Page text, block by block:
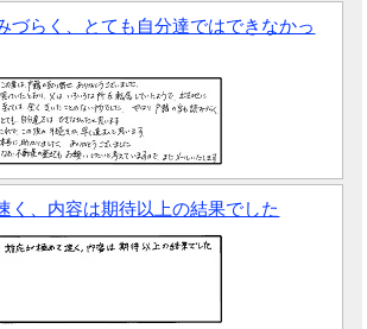
づらく、とても自分達ではできなかっ
く、内容は期待以上の結果でした